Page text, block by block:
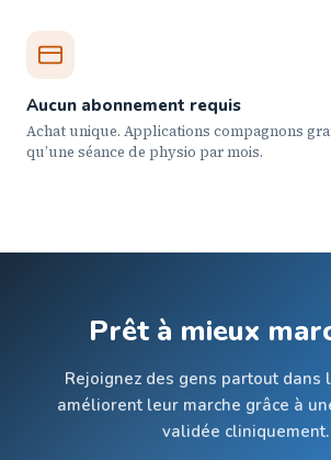
Aucun abonnement requis
Achat unique. Applications compagnons
qu’une séance de physio par mois.
Prêt à mieux
Rejoignez des gens partout dans
améliorent leur marche grâce à
validée cliniquement.